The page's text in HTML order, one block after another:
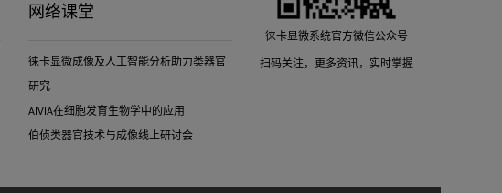
网络课堂
徕卡显微成像及人工智能分析助力类器官
研究
AIVIA在细胞发育生物学中的应用
伯侦类器官技术与成像线上研讨会
徕卡显微系统官方微信公众号
扫码关注，更多资讯，实时掌握